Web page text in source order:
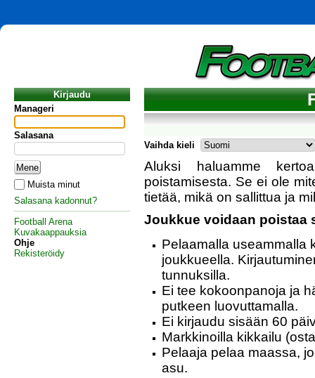
Kirjaudu
Manageri
Salasana
Muista minut
Salasana kadonnut?
Football Arena
Kuvakaappauksia
Ohje
Rekisteröidy
Vaihda kieli
Aluksi haluamme
poistamisesta. Se ei ole
tietää, mikä on sallittua ja
Joukkue voidaan poistaa
Pelaamalla useammalla
joukkueella.
tunnuksilla.
Ei tee kokoonpanoja ja
putkeen luovuttamalla.
Ei kirjaudu sisään 60
Markkinoilla kikkailu
Pelaaja pelaa maassa,
asu.